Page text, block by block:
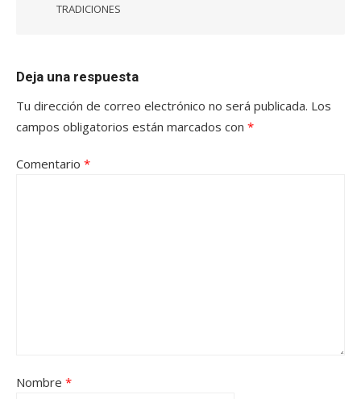
TRADICIONES
Deja una respuesta
Tu dirección de correo electrónico no será publicada. Los
campos obligatorios están marcados con *
Comentario *
Nombre *